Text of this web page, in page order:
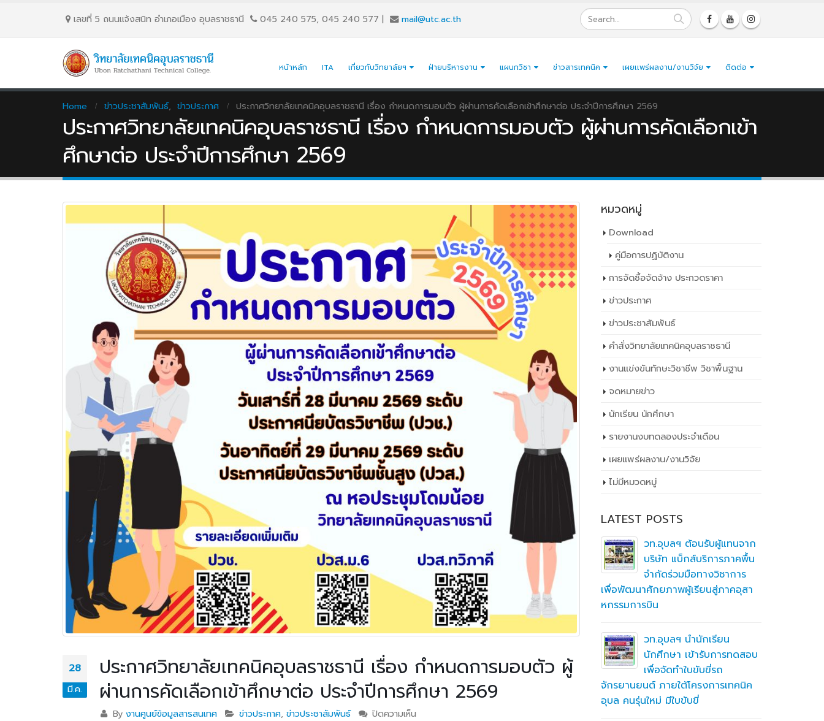
เลขที่ 5 ถนนเเจ้งสนิท อำเภอเมือง อุบลราชธานี 045 240 575, 045 240 577 | mail@utc.ac.th
หน้าหลัก ITA เกี่ยวกับวิทยาลัยฯ ฝ่ายบริหารงาน แผนกวิชา ข่าวสารเทคนิค เผยเเพร่ผลงาน/งานวิจัย ติดต่อ
Home ข่าวประชาสัมพันธ์, ข่าวประกาศ ประกาศวิทยาลัยเทคนิคอุบลราชธานี เรื่อง กำหนดการมอบตัว ผู้ผ่านการคัดเลือกเข้าศึกษาต่อ ประจำปีการศึกษา 2569
ประกาศวิทยาลัยเทคนิคอุบลราชธานี เรื่อง กำหนดการมอบตัว ผู้ผ่านการคัดเลือกเข้า
ศึกษาต่อ ประจำปีการศึกษา 2569
28
มี.ค.
ประกาศวิทยาลัยเทคนิคอุบลราชธานี เรื่อง กำหนดการมอบตัว ผู้
ผ่านการคัดเลือกเข้าศึกษาต่อ ประจำปีการศึกษา 2569
Byงานศูนย์ข้อมูลสารสนเทศ ข่าวประกาศ, ข่าวประชาสัมพันธ์ ปิดความเห็น
หมวดหมู่
Download
คู่มือการปฏิบัติงาน
การจัดซื้อจัดจ้าง ประกวดราคา
ข่าวประกาศ
ข่าวประชาสัมพันธ์
คำสั่งวิทยาลัยเทคนิคอุบลราชธานี
งานแข่งขันทักษะวิชาชีพ วิชาพื้นฐาน
จดหมายข่าว
นักเรียน นักศึกษา
รายงานงบทดลองประจำเดือน
เผยเเพร่ผลงาน/งานวิจัย
ไม่มีหมวดหมู่
LATEST POSTS
วท.อุบลฯ ต้อนรับผู้แทนจาก
บริษัท แบ็กส์บริการภาคพื้น
จำกัดร่วมมือทางวิชาการ
เพื่อพัฒนาศักยภาพผู้เรียนสู่ภาคอุสา
หกรรมการบิน
วท.อุบลฯ นำนักเรียน
นักศึกษา เข้ารับการทดสอบ
เพื่อจัดทำใบขับขี่รถ
จักรยานยนต์ ภายใต้โครงการเทคนิค
อุบล คนรุ่นใหม่ มีใบขับขี่
วท.อุบลฯ ต้อนรับคณะ
กรรมการติดตามการ
ติดตามการดำเนินงานของ
สถานศึกษาในการขับเคลื่อนการจัดการ
อาชีวศึกษา ปีงบประมาณ พ.ศ. 2569
ประกาศวิทยาลัยเทคนิ
อุบลราชธานี การรับบุคคลเข้าศึกษาต่อ
ปีการศึกษา 2563 ประเภทโควตา
วท.อุบลฯ จัดประชุมเพื่อสร้าง
ความเข้าใจ เกี่ยวกับคู่มือ
Maintenance Training
Organisation Exposition (MTOE)
วท.อุบลฯ ลงนามบันทึกความ
วท.อุบลฯ ต้อนรับผู้แทนจาก
บริษัท แบ็กส์บริการภาคพื้น
จำกัดร่วมมือทางวิชาการ
เพื่อพัฒนาศักยภาพผู้เรียนสู่ภาคอุสา
หกรรมการบิน
วท.อุบลฯ นำนักเรียน
นักศึกษา เข้ารับการทดสอบ
เพื่อจัดทำใบขับขี่รถ
จักรยานยนต์ ภายใต้โครงการเทคนิค
อุบล คนรุ่นใหม่ มีใบขับขี่